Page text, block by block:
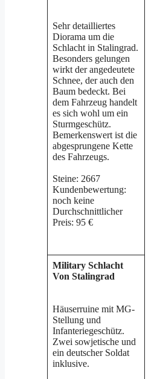
Sehr detailliertes
Diorama um die
Schlacht in Stalingrad.
Besonders gelungen
wirkt der angedeutete
Schnee, der auch den
Baum bedeckt. Bei
dem Fahrzeug handelt
es sich wohl um ein
Sturmgeschütz.
Bemerkenswert ist die
abgesprungene Kette
des Fahrzeugs.
Steine: 2667
Kundenbewertung:
noch keine
Durchschnittlicher
Preis: 95 €
Military Schlacht
Von Stalingrad
Häuserruine mit MG-
Stellung und
Infanteriegeschütz.
Zwei sowjetische und
ein deutscher Soldat
inklusive.